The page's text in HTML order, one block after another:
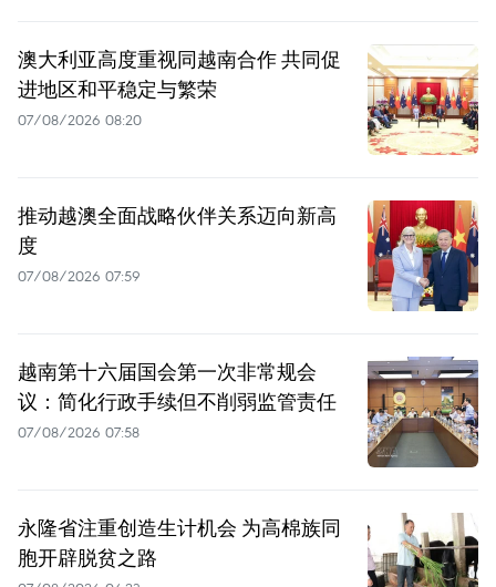
澳大利亚高度重视同越南合作 共同促
进地区和平稳定与繁荣
07/08/2026 08:20
推动越澳全面战略伙伴关系迈向新高
度
07/08/2026 07:59
越南第十六届国会第一次非常规会
议：简化行政手续但不削弱监管责任
07/08/2026 07:58
永隆省注重创造生计机会 为高棉族同
胞开辟脱贫之路